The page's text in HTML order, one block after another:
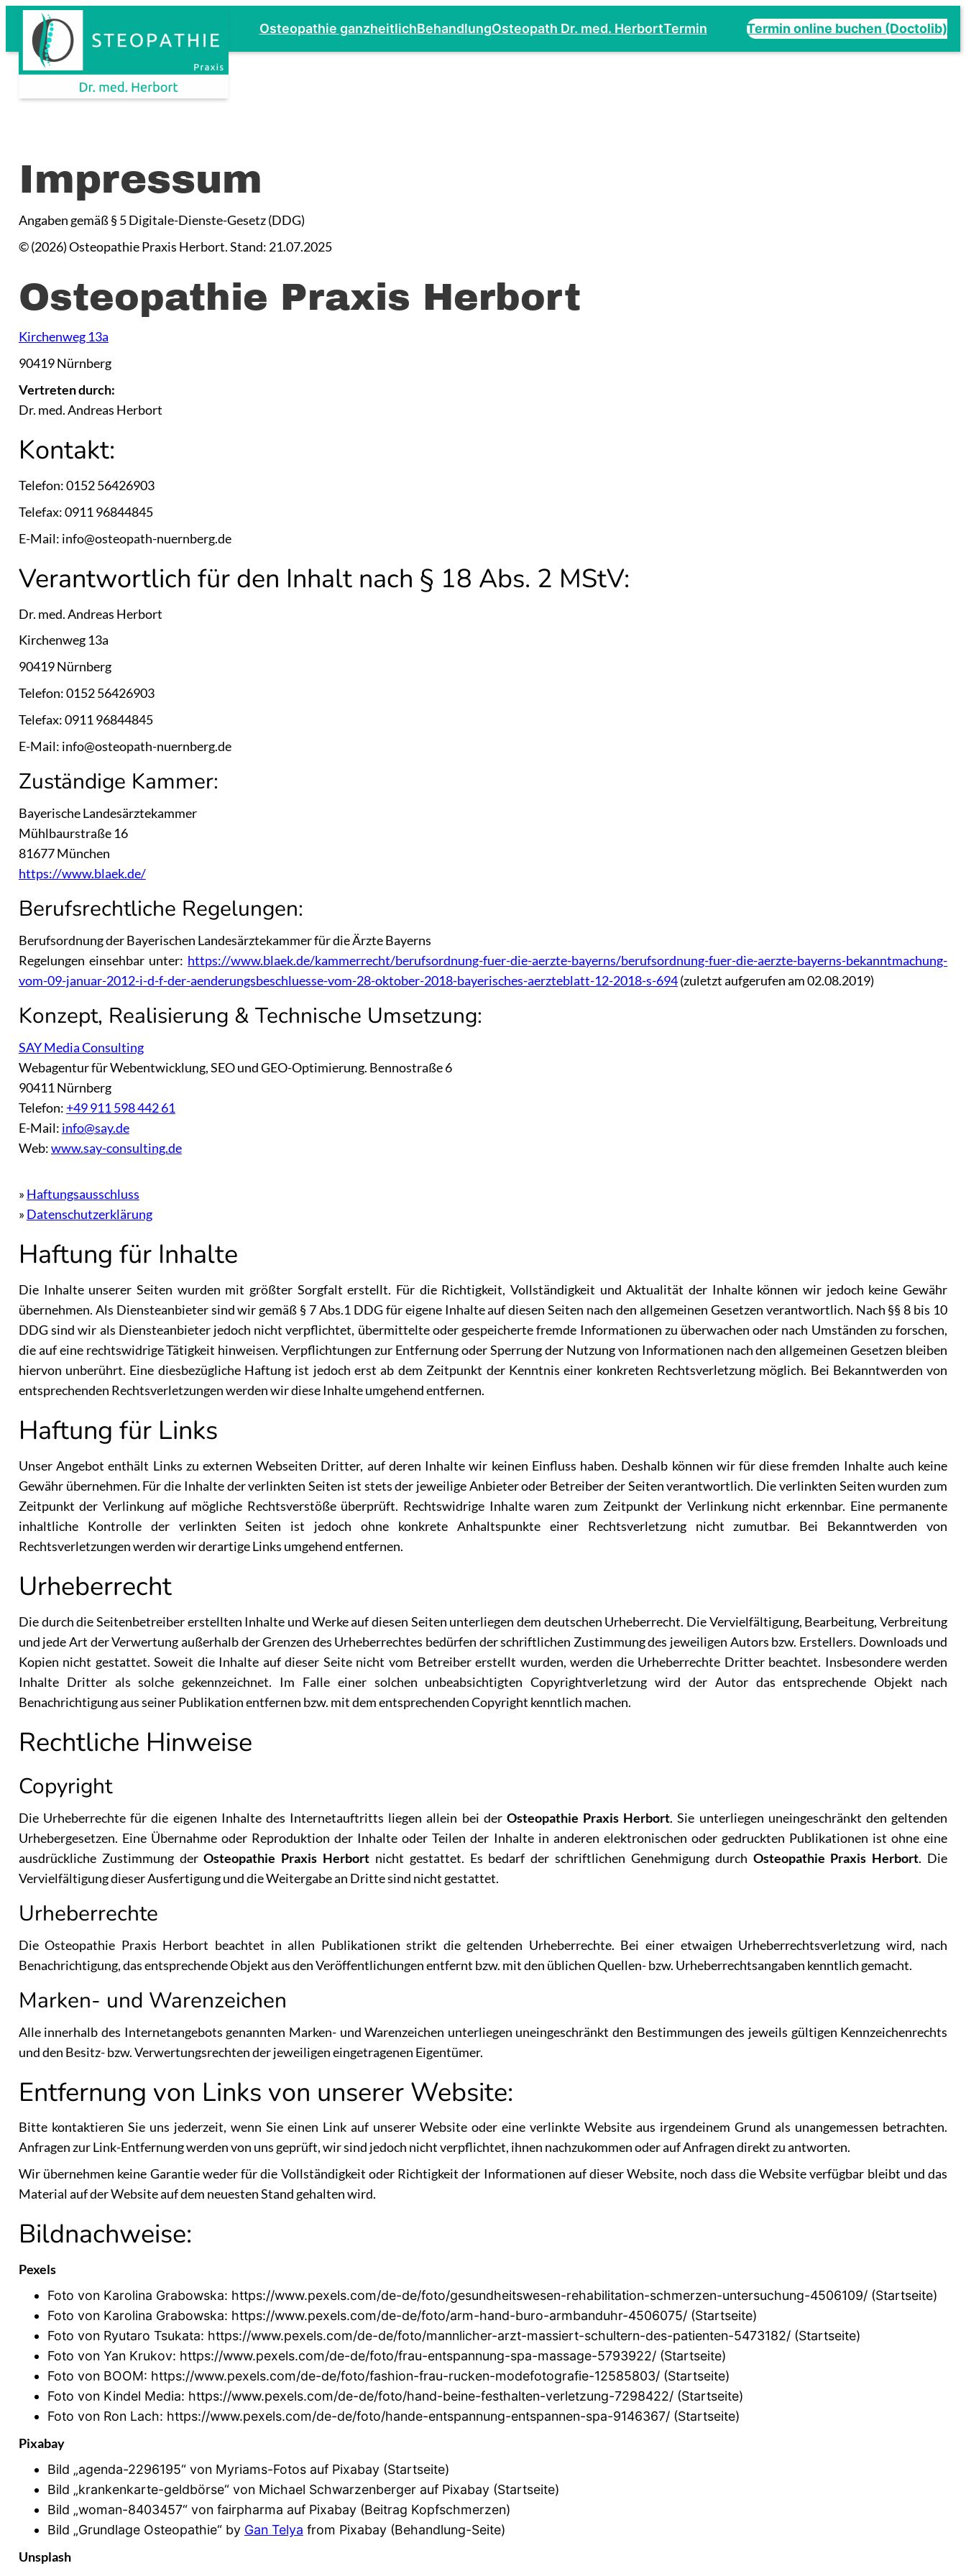
Zum
Inhalt
springen
Osteopathie ganzheitlichBehandlungOsteopath Dr. med. HerbortTermin Termin online buchen (Doctolib)
Impressum
Angaben gemäß § 5 Digitale-Dienste-Gesetz (DDG)
© (2026) Osteopathie Praxis Herbort. Stand: 21.07.2025
Osteopathie Praxis Herbort
Kirchenweg 13a
90419 Nürnberg
Vertreten durch:
Dr. med. Andreas Herbort
Kontakt:
Telefon: 0152 56426903
Telefax: 0911 96844845
E-Mail: info@osteopath-nuernberg.de
Verantwortlich für den Inhalt nach § 18 Abs. 2 MStV:
Dr. med. Andreas Herbort
Kirchenweg 13a
90419 Nürnberg
Telefon: 0152 56426903
Telefax: 0911 96844845
E-Mail: info@osteopath-nuernberg.de
Zuständige Kammer:
Bayerische Landesärztekammer
Mühlbaurstraße 16
81677 München
https://www.blaek.de/
Berufsrechtliche Regelungen:
Berufsordnung der Bayerischen Landesärztekammer für die Ärzte Bayerns
Regelungen einsehbar unter: https://www.blaek.de/kammerrecht/berufsordnung-fuer-die-aerzte-bayerns/berufsordnung-fuer-die-aerzte-bayerns-bekanntmachung-
vom-09-januar-2012-i-d-f-der-aenderungsbeschluesse-vom-28-oktober-2018-bayerisches-aerzteblatt-12-2018-s-694(zuletzt aufgerufen am 02.08.2019)
Konzept, Realisierung & Technische Umsetzung:
SAY Media Consulting
Webagentur für Webentwicklung, SEO und GEO-Optimierung. Bennostraße 6
90411 Nürnberg
Telefon:+49 911 598 442 61
E-Mail: info@say.de
Web:www.say-consulting.de
» Haftungsausschluss
» Datenschutzerklärung
Haftung für Inhalte
Die Inhalte unserer Seiten wurden mit größter Sorgfalt erstellt. Für die Richtigkeit, Vollständigkeit und Aktualität der Inhalte können wir jedoch keine Gewähr
übernehmen. Als Diensteanbieter sind wir gemäß § 7 Abs.1 DDG für eigene Inhalte auf diesen Seiten nach den allgemeinen Gesetzen verantwortlich. Nach §§ 8 bis 10
DDG sind wir als Diensteanbieter jedoch nicht verpflichtet, übermittelte oder gespeicherte fremde Informationen zu überwachen oder nach Umständen zu forschen,
die auf eine rechtswidrige Tätigkeit hinweisen. Verpflichtungen zur Entfernung oder Sperrung der Nutzung von Informationen nach den allgemeinen Gesetzen bleiben
hiervon unberührt. Eine diesbezügliche Haftung ist jedoch erst ab dem Zeitpunkt der Kenntnis einer konkreten Rechtsverletzung möglich. Bei Bekanntwerden von
entsprechenden Rechtsverletzungen werden wir diese Inhalte umgehend entfernen.
Haftung für Links
Unser Angebot enthält Links zu externen Webseiten Dritter, auf deren Inhalte wir keinen Einfluss haben. Deshalb können wir für diese fremden Inhalte auch keine
Gewähr übernehmen. Für die Inhalte der verlinkten Seiten ist stets der jeweilige Anbieter oder Betreiber der Seiten verantwortlich. Die verlinkten Seiten wurden zum
Zeitpunkt der Verlinkung auf mögliche Rechtsverstöße überprüft. Rechtswidrige Inhalte waren zum Zeitpunkt der Verlinkung nicht erkennbar. Eine permanente
inhaltliche Kontrolle der verlinkten Seiten ist jedoch ohne konkrete Anhaltspunkte einer Rechtsverletzung nicht zumutbar. Bei Bekanntwerden von
Rechtsverletzungen werden wir derartige Links umgehend entfernen.
Urheberrecht
Die durch die Seitenbetreiber erstellten Inhalte und Werke auf diesen Seiten unterliegen dem deutschen Urheberrecht. Die Vervielfältigung, Bearbeitung, Verbreitung
und jede Art der Verwertung außerhalb der Grenzen des Urheberrechtes bedürfen der schriftlichen Zustimmung des jeweiligen Autors bzw. Erstellers. Downloads und
Kopien nicht gestattet. Soweit die Inhalte auf dieser Seite nicht vom Betreiber erstellt wurden, werden die Urheberrechte Dritter beachtet. Insbesondere werden
Inhalte Dritter als solche gekennzeichnet. Im Falle einer solchen unbeabsichtigten Copyrightverletzung wird der Autor das entsprechende Objekt nach
Benachrichtigung aus seiner Publikation entfernen bzw. mit dem entsprechenden Copyright kenntlich machen.
Rechtliche Hinweise
Copyright
Die Urheberrechte für die eigenen Inhalte des Internetauftritts liegen allein bei der Osteopathie Praxis Herbort. Sie unterliegen uneingeschränkt den geltenden
Urhebergesetzen. Eine Übernahme oder Reproduktion der Inhalte oder Teilen der Inhalte in anderen elektronischen oder gedruckten Publikationen ist ohne eine
ausdrückliche Zustimmung derOsteopathie Praxis Herbort nicht gestattet. Es bedarf der schriftlichen Genehmigung durch Osteopathie Praxis Herbort. Die
Vervielfältigung dieser Ausfertigung und die Weitergabe an Dritte sind nicht gestattet.
Urheberrechte
Die Osteopathie Praxis Herbort beachtet in allen Publikationen strikt die geltenden Urheberrechte. Bei einer etwaigen Urheberrechtsverletzung wird, nach
Benachrichtigung, das entsprechende Objekt aus den Veröffentlichungen entfernt bzw. mit den üblichen Quellen- bzw. Urheberrechtsangaben kenntlich gemacht.
Marken- und Warenzeichen
Alle innerhalb des Internetangebots genannten Marken- und Warenzeichen unterliegen uneingeschränkt den Bestimmungen des jeweils gültigen Kennzeichenrechts
und den Besitz- bzw. Verwertungsrechten der jeweiligen eingetragenen Eigentümer.
Entfernung von Links von unserer Website:
Bitte kontaktieren Sie uns jederzeit, wenn Sie einen Link auf unserer Website oder eine verlinkte Website aus irgendeinem Grund als unangemessen betrachten.
Anfragen zur Link-Entfernung werden von uns geprüft, wir sind jedoch nicht verpflichtet, ihnen nachzukommen oder auf Anfragen direkt zu antworten.
Wir übernehmen keine Garantie weder für die Vollständigkeit oder Richtigkeit der Informationen auf dieser Website, noch dass die Website verfügbar bleibt und das
Material auf der Website auf dem neuesten Stand gehalten wird.
Bildnachweise:
Pexels
Foto von Karolina Grabowska: https://www.pexels.com/de-de/foto/gesundheitswesen-rehabilitation-schmerzen-untersuchung-4506109/ (Startseite)
Foto von Karolina Grabowska: https://www.pexels.com/de-de/foto/arm-hand-buro-armbanduhr-4506075/ (Startseite)
Foto von Ryutaro Tsukata: https://www.pexels.com/de-de/foto/mannlicher-arzt-massiert-schultern-des-patienten-5473182/ (Startseite)
Foto von Yan Krukov: https://www.pexels.com/de-de/foto/frau-entspannung-spa-massage-5793922/ (Startseite)
Foto von BOOM: https://www.pexels.com/de-de/foto/fashion-frau-rucken-modefotografie-12585803/ (Startseite)
Foto von Kindel Media: https://www.pexels.com/de-de/foto/hand-beine-festhalten-verletzung-7298422/ (Startseite)
Foto von Ron Lach: https://www.pexels.com/de-de/foto/hande-entspannung-entspannen-spa-9146367/ (Startseite)
Pixabay
Bild „agenda-2296195“ von Myriams-Fotos auf Pixabay (Startseite)
Bild „krankenkarte-geldbörse“ von Michael Schwarzenberger auf Pixabay (Startseite)
Bild „woman-8403457“ von fairpharma auf Pixabay (Beitrag Kopfschmerzen)
Bild „Grundlage Osteopathie“ by Gan Telya from Pixabay (Behandlung-Seite)
Unsplash